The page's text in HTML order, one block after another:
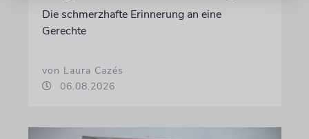
Die schmerzhafte Erinnerung an eine
Gerechte
von Laura Cazés
06.08.2026